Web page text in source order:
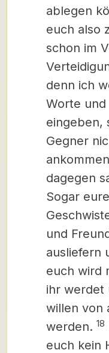
ablegen
euch also
schon im
denn ich
Worte und
eingeben,
Gegner
dagegen
Sogar
und
ausliefern
euch wird
ihr werdet
willen von
werden. 18
euch kein